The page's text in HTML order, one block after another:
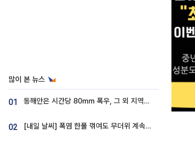
많이 본 뉴스
01 동해안은 시간당 80㎜ 폭우, 그 외 지역은 폭염…‘극과 극 날씨’
02 [내일 날씨] 폭염 한풀 꺾여도 무더위 계속⋯동해안 이틀 연속 비